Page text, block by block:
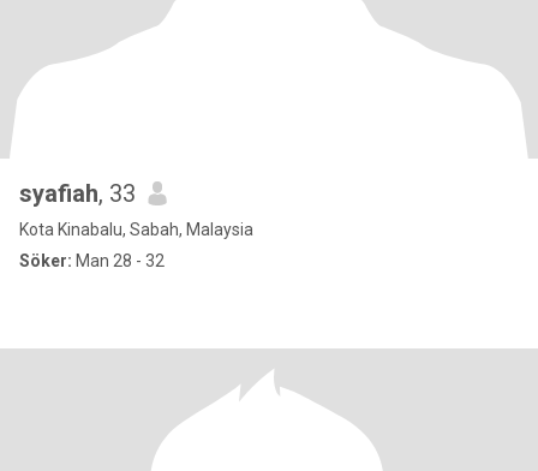
syafiah, 33
Kota Kinabalu, Sabah, Malaysia
Söker: Man 28 - 32